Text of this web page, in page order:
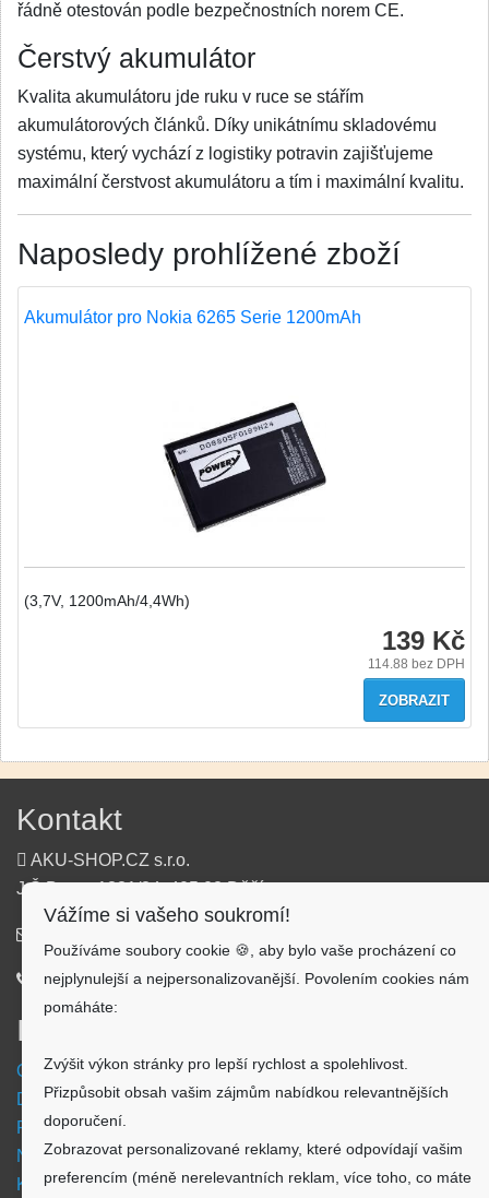
řádně otestován podle bezpečnostních norem CE.
Čerstvý akumulátor
Kvalita akumulátoru jde ruku v ruce se stářím
akumulátorových článků. Díky unikátnímu skladovému
systému, který vychází z logistiky potravin zajišťujeme
maximální čerstvost akumulátoru a tím i maximální kvalitu.
Naposledy prohlížené zboží
Akumulátor pro Nokia 6265 Serie 1200mAh
(3,7V, 1200mAh/4,4Wh)
139 Kč
114.88 bez DPH
ZOBRAZIT
Kontakt
AKU-SHOP.CZ s.r.o.
J.Š.Baara 1331/34, 405 02 Děčín
720 500 500
Informace
Obchodní podmínky
Doprava a platba
Reklamační formulář
Nastavení cookies
Kde nás najdete
Vážíme si vašeho soukromí!
Používáme soubory cookie 🍪, aby bylo vaše procházení co
nejplynulejší a nejpersonalizovanější. Povolením cookies nám
pomáháte:
Zvýšit výkon stránky pro lepší rychlost a spolehlivost.
Přizpůsobit obsah vašim zájmům nabídkou relevantnějších
doporučení.
Zobrazovat personalizované reklamy, které odpovídají vašim
preferencím (méně nerelevantních reklam, více toho, co máte